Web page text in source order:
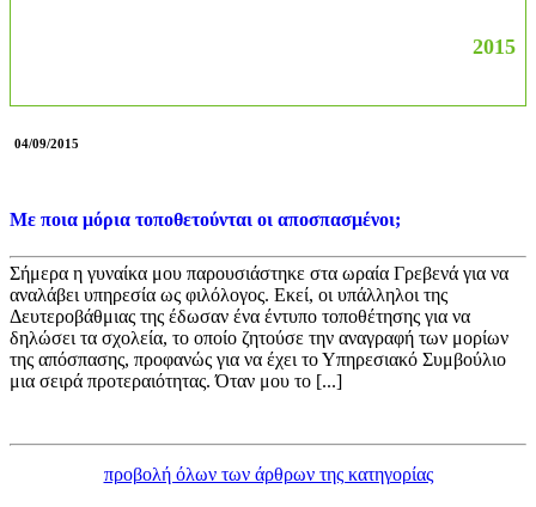
2015
04/09/2015
Με ποια μόρια τοποθετούνται οι αποσπασμένοι;
Σήμερα η γυναίκα μου παρουσιάστηκε στα ωραία Γρεβενά για να
αναλάβει υπηρεσία ως φιλόλογος. Εκεί, οι υπάλληλοι της
Δευτεροβάθμιας της έδωσαν ένα έντυπο τοποθέτησης για να
δηλώσει τα σχολεία, το οποίο ζητούσε την αναγραφή των μορίων
της απόσπασης, προφανώς για να έχει το Υπηρεσιακό Συμβούλιο
μια σειρά προτεραιότητας. Όταν μου το [...]
προβολή όλων των άρθρων της κατηγορίας